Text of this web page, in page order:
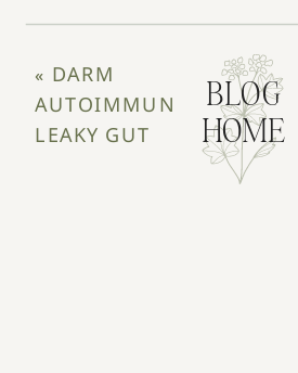
BLOG
HOME
« DARM
LEAKY GUT